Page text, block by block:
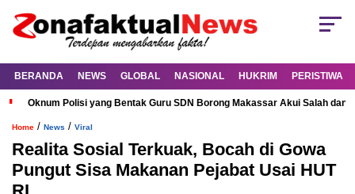
BERANDA NEWS GLOBAL NASIONAL HUKRIM PERISTIWA
Oknum Polisi yang Bentak Guru SDN Borong Makassar Akui Salah dan
Home / News / Viral
Realita Sosial Terkuak, Bocah di Gowa
Pungut Sisa Makanan Pejabat Usai HUT